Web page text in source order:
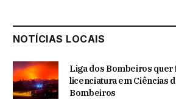
NOTÍCIAS LOCAIS
Liga dos Bombeiros quer
licenciatura em Ciências
Bombeiros